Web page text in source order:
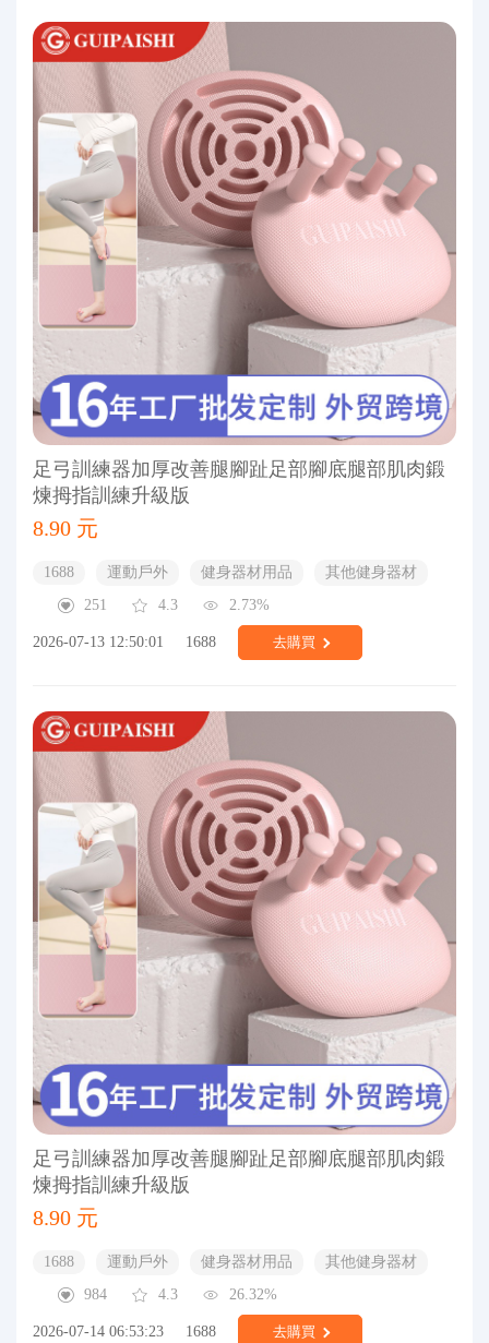
足弓訓練器加厚改善腿腳趾足部腳底腿部肌肉鍛
煉拇指訓練升級版
8.90 元
1688 運動戶外 健身器材用品
其他健身器材
251
4.3 2.73%
2026-07-13 12:50:01 1688 去購買
足弓訓練器加厚改善腿腳趾足部腳底腿部肌肉鍛
煉拇指訓練升級版
8.90 元
1688 運動戶外 健身器材用品
其他健身器材
984
4.3 26.32%
2026-07-14 06:53:23 1688 去購買